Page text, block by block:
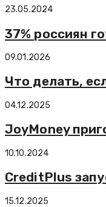
23.05.2024
37% россиян
09.01.2026
Что делать,
04.12.2025
JoyMoney
10.10.2024
CreditPlus
15.12.2025